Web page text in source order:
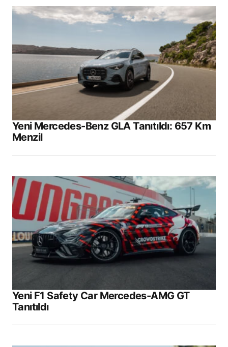
Yeni Mercedes-Benz GLA Tanıtıldı: 657 Km
Menzil
Yeni F1 Safety Car Mercedes-AMG GT
Tanıtıldı